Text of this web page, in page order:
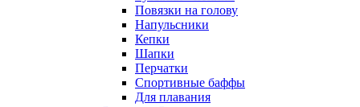
Повязки на голову
Напульсники
Кепки
Шапки
Перчатки
Спортивные баффы
Для плавания